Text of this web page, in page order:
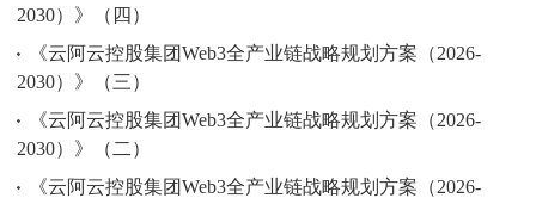
2030）》（四）
《云阿云控股集团Web3全产业链战略规划方案（2026-
2030）》（三）
《云阿云控股集团Web3全产业链战略规划方案（2026-
2030）》（二）
《云阿云控股集团Web3全产业链战略规划方案（2026-